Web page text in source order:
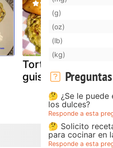
Tortilla de
guisantes
(g)
(oz)
(lb)
(kg)
🤔 ¿Se le puede
los dulces?
Responde a esta
🤔 Solicito
para cocinar en
Responde a esta